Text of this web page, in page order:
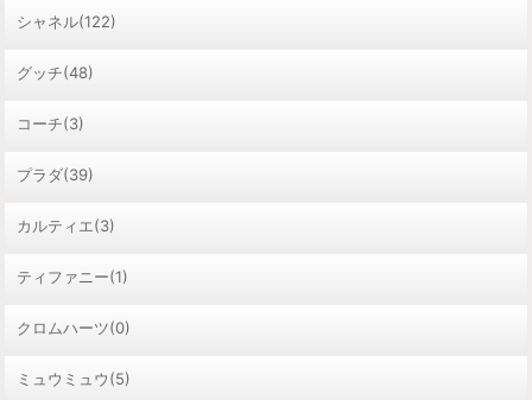
シャネル(122)
グッチ(48)
コーチ(3)
プラダ(39)
カルティエ(3)
ティファニー(1)
クロムハーツ(0)
ミュウミュウ(5)